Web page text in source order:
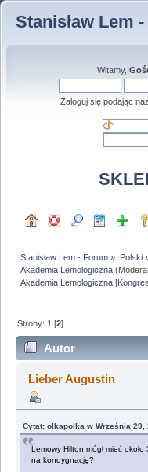
Stanisław Lem
Witamy,
Zaloguj się podając
Stanisław Lem - Forum » Polski
Akademia Lemologiczna
Akademia Lemologiczna
Strony: 1 [2]
Autor
Lemologiczna
156367 razy)
Lieber Augustin
Cytat: olkapolka w Września 29,
Lemowy Hilton mógł mieć
na kondygnację?